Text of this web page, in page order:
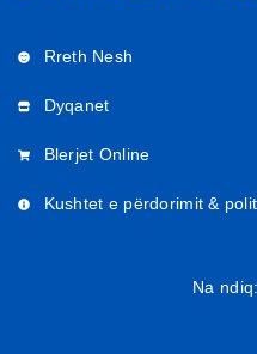
Rreth Nesh
Dyqanet
Blerjet Online
Kushtet e përdorimit &
Na ndiq: